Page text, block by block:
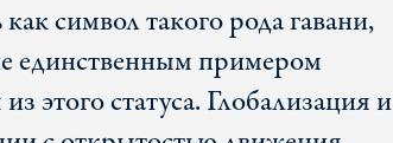
символ такого рода гавани,
единственным примером
этого статуса. Глобализация и